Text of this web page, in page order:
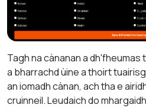
Tagh na cànanan a dh'fheumas
a bharrachd ùine a thoirt
an iomadh cànan, ach tha e
cruinneil. Leudaich do